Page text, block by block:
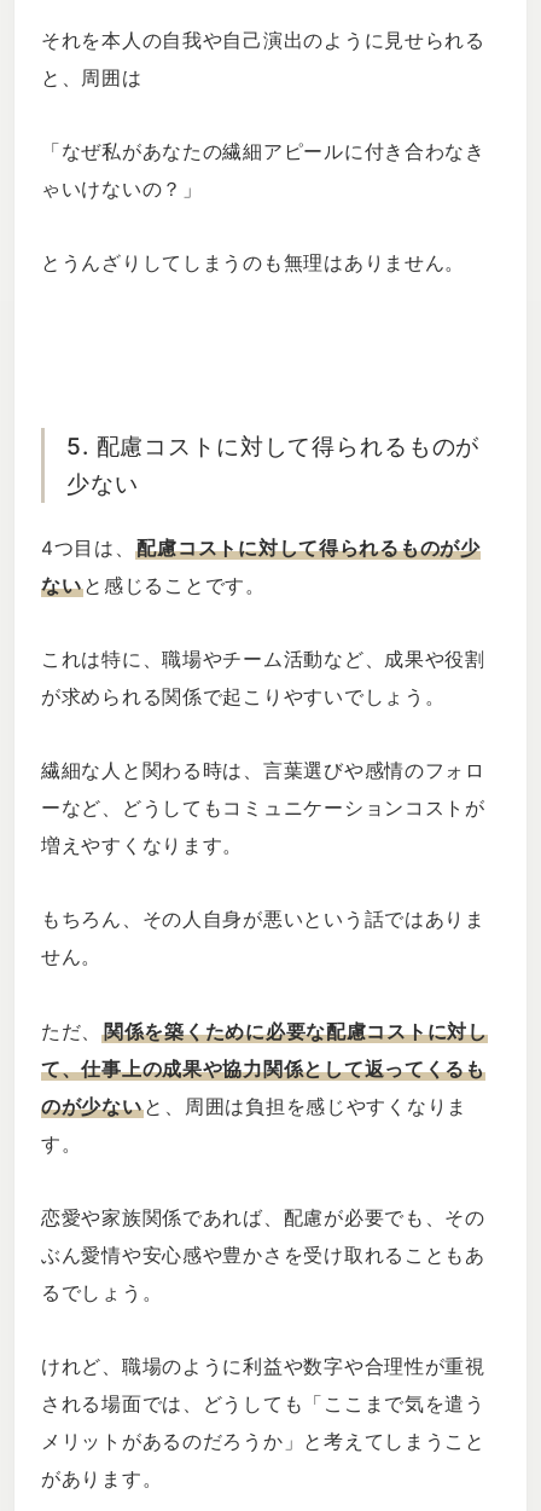
それを本人の自我や自己演出のように見せられる
と、周囲は
「なぜ私があなたの繊細アピールに付き合わなき
ゃいけないの？」
とうんざりしてしまうのも無理はありません。
5. 配慮コストに対して得られるものが
少ない
4つ目は、 配慮コストに対して得られるものが少
ないと感じることです。
これは特に、職場やチーム活動など、成果や役割
が求められる関係で起こりやすいでしょう。
繊細な人と関わる時は、言葉選びや感情のフォロ
ーなど、どうしてもコミュニケーションコストが
増えやすくなります。
もちろん、その人自身が悪いという話ではありま
せん。
ただ、関係を築くために必要な配慮コストに対し
て、仕事上の成果や協力関係として返ってくるも
のが少ないと、周囲は負担を感じやすくなりま
す。
恋愛や家族関係であれば、配慮が必要でも、その
ぶん愛情や安心感や豊かさを受け取れることもあ
るでしょう。
けれど、職場のように利益や数字や合理性が重視
される場面では、どうしても「ここまで気を遣う
メリットがあるのだろうか」と考えてしまうこと
があります。